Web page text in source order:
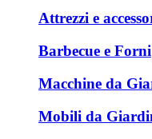
Attrezzi e
Barbecue e Forni
Macchine da
Mobili da